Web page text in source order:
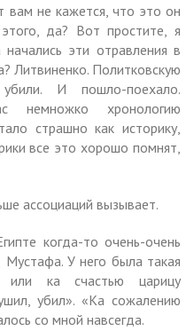
не кажется, что это он
да? Вот простите, я
эти отравления в
Литвиненко. Политковскую
И пошло-поехало.
немножко хронологию
страшно как историку,
все это хорошо помнят,
ассоциаций вызывает.
когда-то очень-очень
У него была такая
или ка счастью царицу
убил». «Ка сожалению
со мной навсегда.